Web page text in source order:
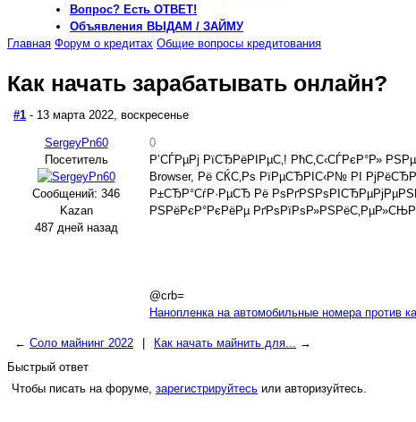
Вопрос? Есть ОТВЕТ!
Объявления ВЫДАМ / ЗАЙМУ
Главная Форум о кредитах Общие вопросы кредитования
Как начать зарабатывать онлайн?
#1 - 13 марта 2022, воскресенье
SergeyPn60
Посетитель
Сообщений: 346
Kazan
487 дней назад
0
Р’СЃРµРј РїСЂРёРІРµС‚! РћС‚С‹СЃРєР°Р»
Browser, Рё СЌС‚Рѕ РїРµСЂРІС‹Р№ РІ
Р±СЂР°СѓР·РµСЂ Рё
РЅРёРєР°РєРёРµ
@crb=
Нанопленка на автомобильные номера против
← Соло майнинг 2022 Как начать майнить для... →
Быстрый ответ
Чтобы писать на форуме, зарегистрируйтесь или авторизуйтесь.